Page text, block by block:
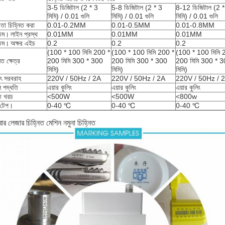
3-5 ডিজিটাল (2 * 3
মিমি) / 0.01 গুলি
5-8 ডিজিটাল (2 * 3
মিমি) / 0.01 গুলি
8-12 ডিজিটাল (2
মিমি) / 0.01 গুলি
চিহ্নিত করা
0.01-0.2MM 0.01-0.5MM
0.01-0.8MM
লাইন প্রস্থ 0.01MM 0.01MM
0.01MM
অক্ষর এইচ 0.2 0.2 0.2
ক্ষেত্র
(100 * 100 মিমি 200 *
200 মিমি 300 * 300
মিমি)
(100 * 100 মিমি 200 *
200 মিমি 300 * 300
মিমি)
(100 * 100 মিমি
200 মিমি 300 *
মিমি)
সরবরাহ
220V / 50Hz / 2A 220V / 50Hz / 2A
220V / 50Hz /
পদ্ধতি
এয়ার কুলিং এয়ার কুলিং
এয়ার কুলিং
খরচ
<500W <500W
<800w
0-40 ℃ 0-40 ℃ 0-40 ℃
লেজার চিহ্নিত মেশিন নমুনা চিহ্নিত